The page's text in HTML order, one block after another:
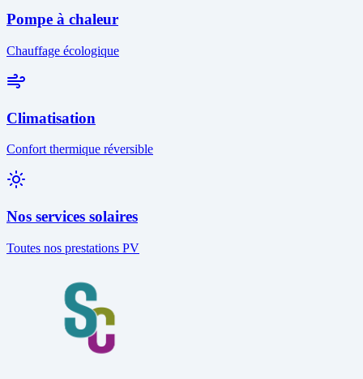
Pompe à chaleur
Chauffage écologique
Climatisation
Confort thermique réversible
Nos services solaires
Toutes nos prestations PV